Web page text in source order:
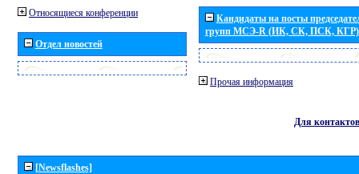
Относящиеся конференции
Отдел новостей
Кандидаты на посты
групп МСЭ-R (ИК, СК, ПСК, КГР)
Прочая информация
Для контактов
[Newsflashes]